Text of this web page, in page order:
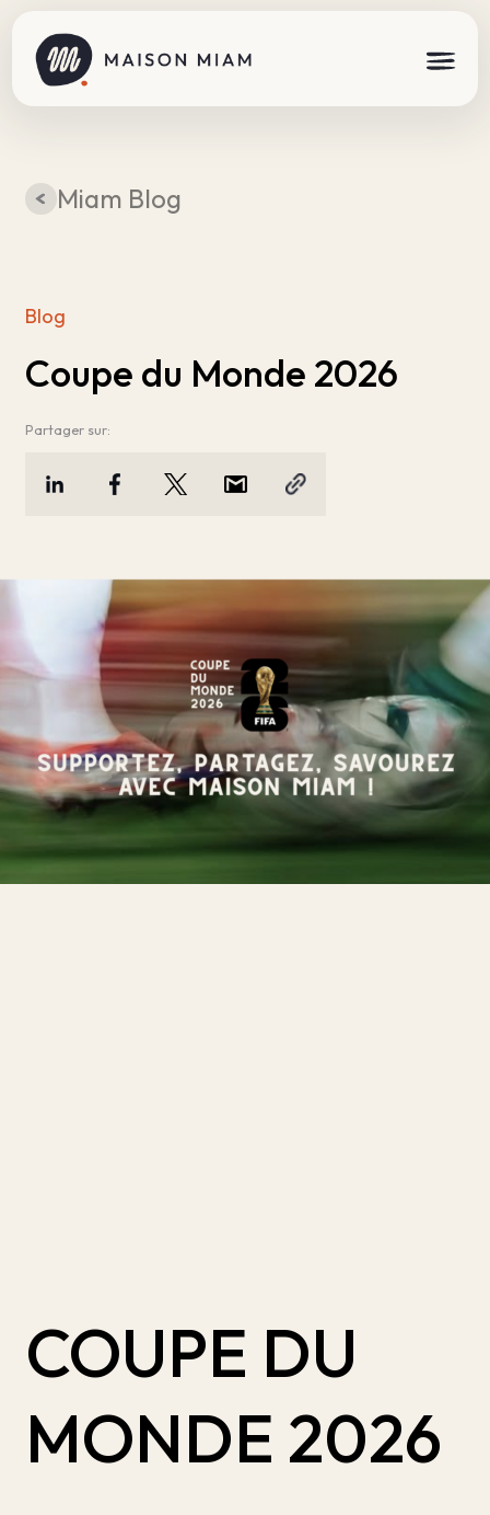
Miam Blog
Blog
Coupe du Monde 2026
Partager sur:
COUPE DU
MONDE 2026